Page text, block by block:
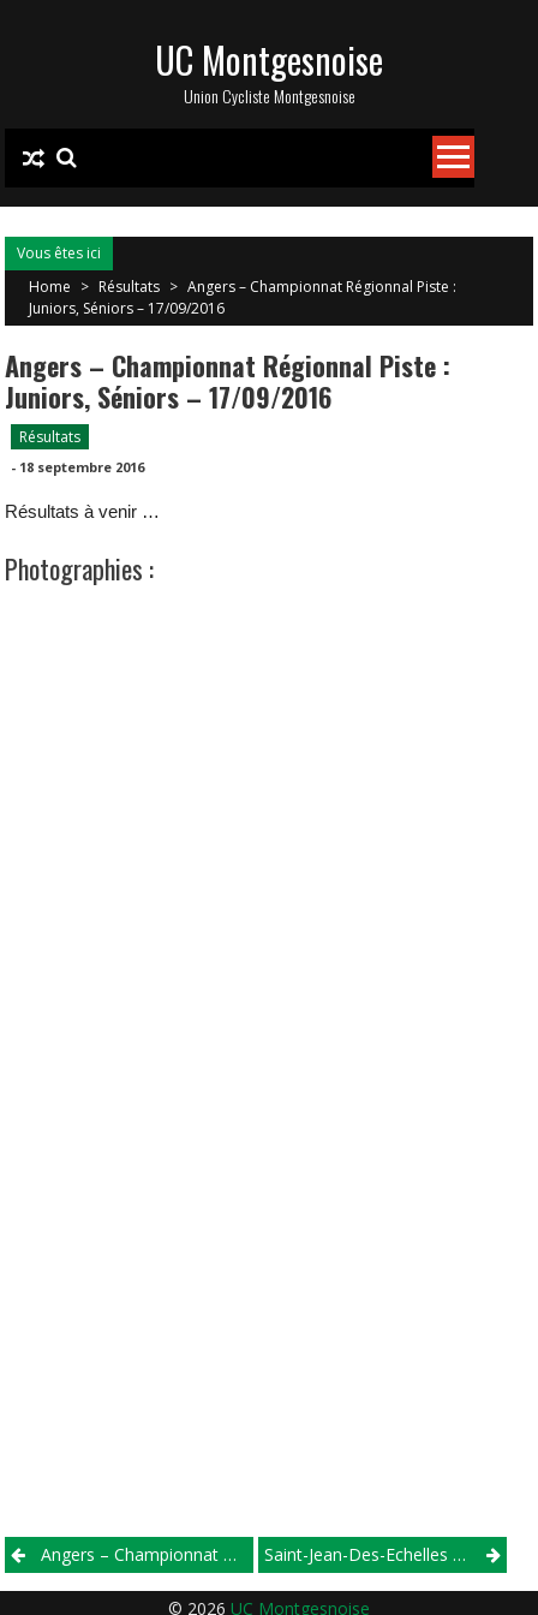
UC Montgesnoise
Union Cycliste Montgesnoise
Vous êtes ici
Home > Résultats > Angers – Championnat Régionnal Piste :
Juniors, Séniors – 17/09/2016
Angers – Championnat Régionnal Piste :
Juniors, Séniors – 17/09/2016
Résultats
- 18 septembre 2016
Résultats à venir …
Photographies :
Post
navigation
Angers – Championnat Régionnal Piste – 17/09/2016 Saint-Jean-Des-Echelles – Tour Du Canton De Montmirail – 17/09/2016
© 2026 UC Montgesnoise